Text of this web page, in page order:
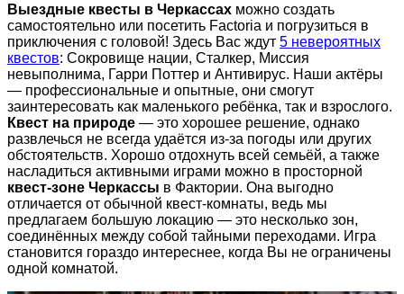
Выездные квесты в Черкассах можно создать
самостоятельно или посетить Factoria и погрузиться в
приключения с головой! Здесь Вас ждут 5 невероятных
квестов: Сокровище нации, Сталкер, Миссия
невыполнима, Гарри Поттер и Антивирус. Наши актёры
— профессиональные и опытные, они смогут
заинтересовать как маленького ребёнка, так и взрослого.
Квест на природе — это хорошее решение, однако
развлечься не всегда удаётся из-за погоды или других
обстоятельств. Хорошо отдохнуть всей семьёй, а также
насладиться активными играми можно в просторной
квест-зоне Черкассы в Фактории. Она выгодно
отличается от обычной квест-комнаты, ведь мы
предлагаем большую локацию — это несколько зон,
соединённых между собой тайными переходами. Игра
становится гораздо интереснее, когда Вы не ограничены
одной комнатой.